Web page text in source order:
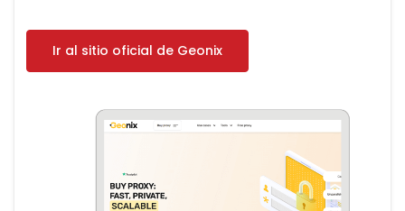
Ir al sitio oficial de Geonix